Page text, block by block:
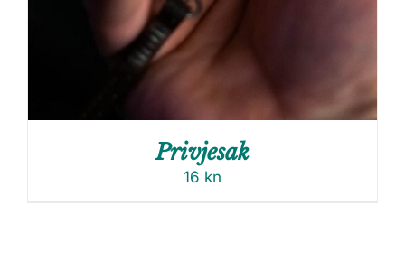
Privjesak
16 kn